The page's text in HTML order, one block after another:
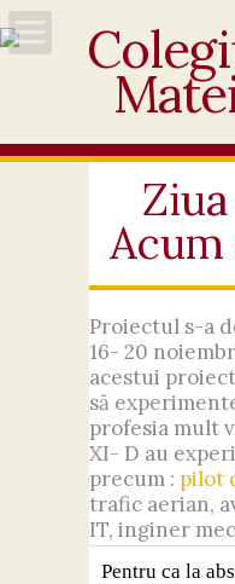
Acasă
Noutăți
Activități
Elevi
Ofertă
Contact
Proiectul s-a
16- 20
acestui
să
profesia mult
XI- D au
precum : pilot
trafic aerian,
IT, inginer
Pentru ca la